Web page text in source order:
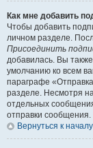
Как мне добавить
Чтобы добавить
личном разделе.
Присоединить
добавилась. Вы
умолчанию ко всем
параграфе
разделе. Несмотря
отдельных
отправки сообщения.
Вернуться к началу